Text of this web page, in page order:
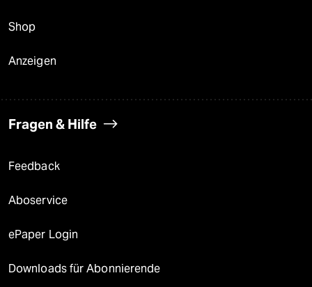
Shop
Anzeigen
Fragen & Hilfe
Feedback
Aboservice
ePaper Login
Downloads für Abonnierende